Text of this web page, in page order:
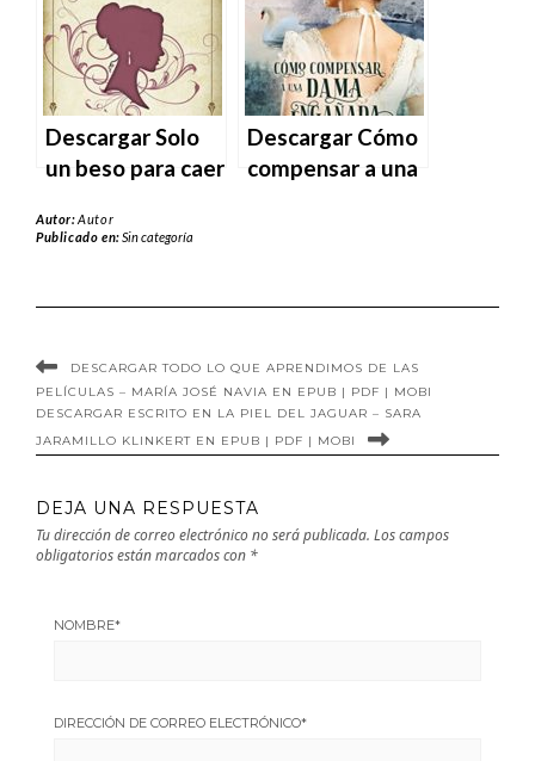
PDF | MOBI
bella del reino de
Olivia Kiss en
EPUB | PDF |
MOBI
Descargar Solo
un beso para caer
dama (Los
MOBI
Descargar Cómo
compensar a una
Autor:Autor
Publicado en:Sin categoría
DESCARGAR TODO LO QUE APRENDIMOS DE LAS
PELÍCULAS – MARÍA JOSÉ NAVIA EN EPUB | PDF | MOBI
DESCARGAR ESCRITO EN LA PIEL DEL JAGUAR – SARA
JARAMILLO KLINKERT EN EPUB | PDF | MOBI
DEJA UNA RESPUESTA
Tu dirección de correo electrónico no será publicada. Los campos
obligatorios están marcados con *
NOMBRE*
DIRECCIÓN DE CORREO ELECTRÓNICO*